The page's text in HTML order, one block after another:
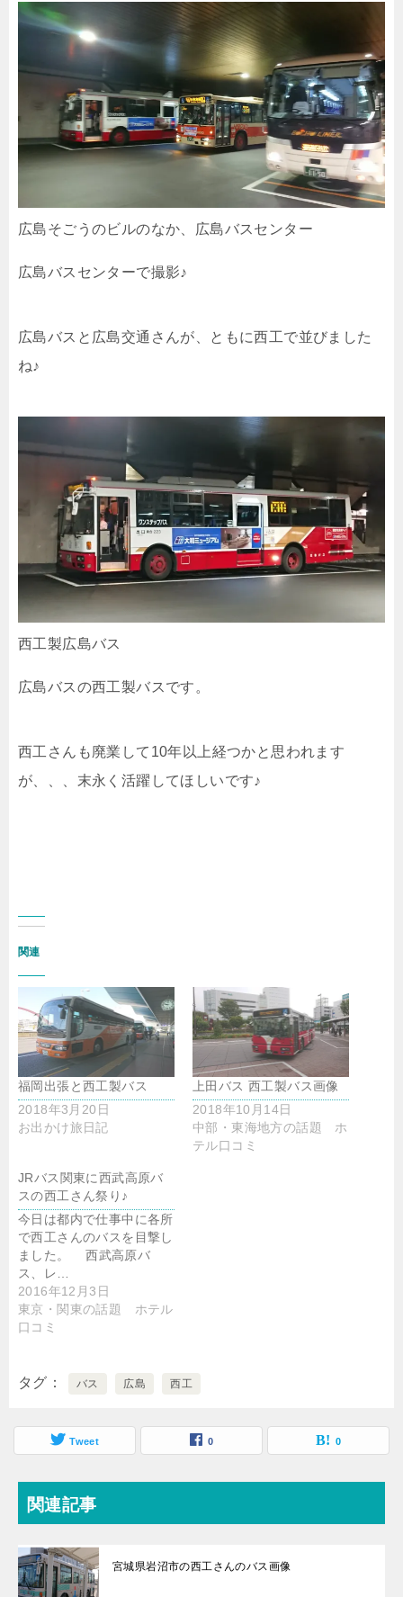
広島そごうのビルのなか、広島バスセンター
広島バスセンターで撮影♪
広島バスと広島交通さんが、ともに西工で並びました
ね♪
西工製広島バス
広島バスの西工製バスです。
西工さんも廃業して10年以上経つかと思われます
が、、、末永く活躍してほしいです♪
関連
福岡出張と西工製バス
2018年3月20日
お出かけ旅日記
上田バス 西工製バス画像
2018年10月14日
中部・東海地方の話題 ホ
テル口コミ
JRバス関東に西武高原バ
スの西工さん祭り♪
今日は都内で仕事中に各所
で西工さんのバスを目撃し
ました。 西武高原バ
ス、レ…
2016年12月3日
東京・関東の話題 ホテル
口コミ
タグ バス 広島 西工
Tweet 0 0
関連記事
宮城県岩沼市の西工さんのバス画像